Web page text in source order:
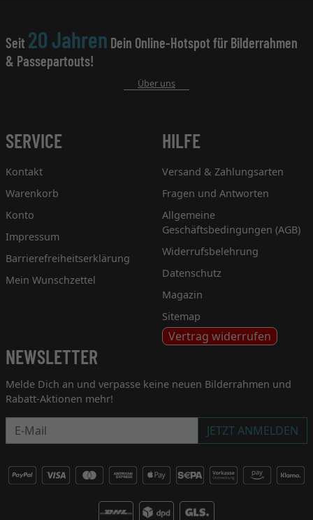
Seit 20 Jahren Dein Online-Hotspot für Bilderrahmen
& Passepartouts!
Über uns
SERVICE
Kontakt
Warenkorb
Konto
Impressum
Barrierefreiheitserklärung
Mein Wunschzettel
HILFE
Versand & Zahlungsarten
Fragen und Antworten
Allgemeine
Geschäftsbedingungen (AGB)
Widerrufsbelehrung
Datenschutz
Magazin
Sitemap
Vertrag widerrufen
NEWSLETTER
Melde Dich an und verpasse keine neuen Bilderrahmen und
Rabatt-Aktionen mehr!
Newsletter
JETZT ANMELDEN